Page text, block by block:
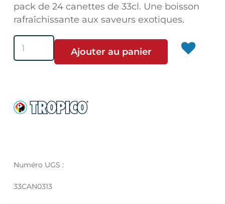
pack de 24 canettes de 33cl. Une boisson
rafraîchissante aux saveurs exotiques.
quantité
de
Ajouter au panier
Numéro UGS :
33CAN0313